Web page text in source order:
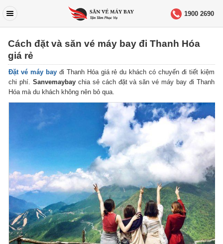
1900 2690
Cách đặt và săn vé máy bay đi Thanh Hóa
giá rẻ
Đặt vé máy bayđi Thanh Hóa giá rẻ du khách có chuyến đi tiết kiệm
chi phí.Sanvemaybay chia sẻ cách đặt và săn vé máy bay đi Thanh
Hóa mà du khách không nên bỏ qua.